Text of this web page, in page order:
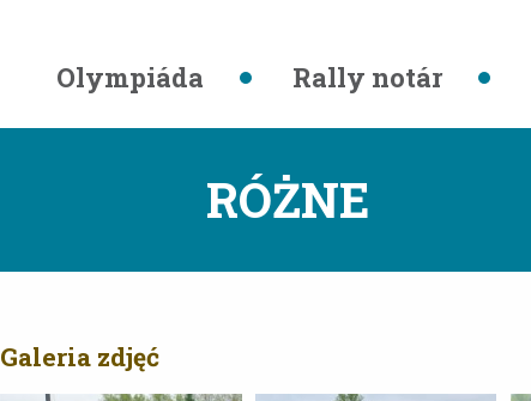
Olympiáda Rally notár
RÓŻNE
Galeria zdjęć